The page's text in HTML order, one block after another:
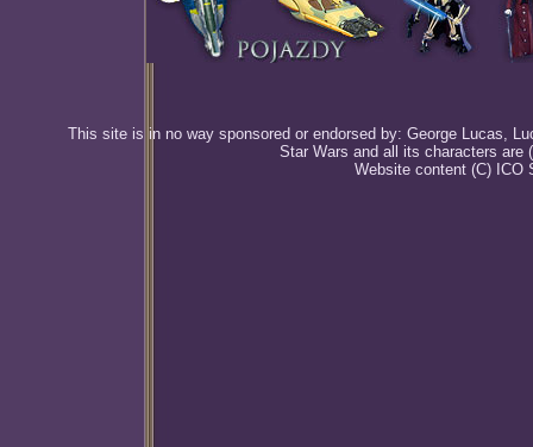
This site is in no way sponsored or endorsed by: George Lucas,
Star Wars and all its characters are
Website content (C) ICO